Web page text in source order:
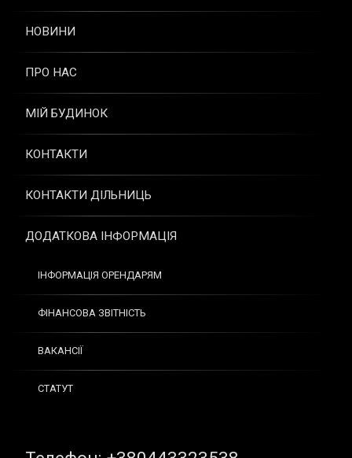
НОВИНИ
ПРО НАС
МІЙ БУДИНОК
КОНТАКТИ
КОНТАКТИ ДІЛЬНИЦЬ
ДОДАТКОВА ІНФОРМАЦІЯ
ІНФОРМАЦІЯ ОРЕНДАРЯМ
ФІНАНСОВА ЗВІТНІСТЬ
ВАКАНСІЇ
СТАТУТ